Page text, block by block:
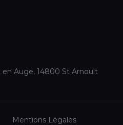
Auge, 14800 St Arnoult
Mentions Légales